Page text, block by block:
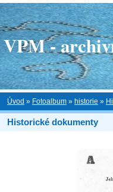
-
Úvod » Fotoalbum » historie »
Historické dokumenty